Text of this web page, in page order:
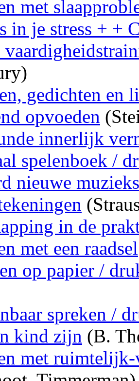
met
in je stress + +
gedichten en
opvoeden
innerlijk
spelenboek /
nieuwe
in de
met een raadsel
op papier /
spreken /
kind zijn (B.
met